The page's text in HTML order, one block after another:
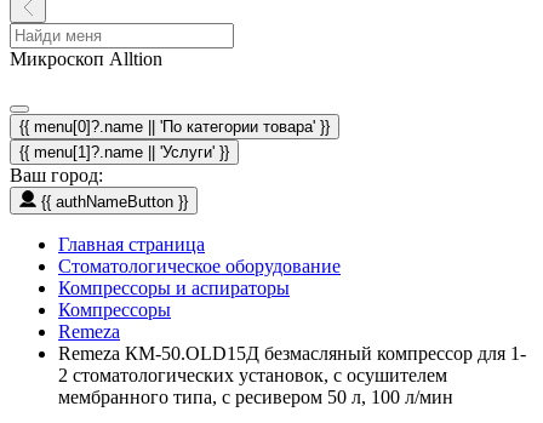
Микроскоп Alltion
{{ menu[0]?.name || 'По категории товара' }}
{{ menu[1]?.name || 'Услуги' }}
Ваш город:
{{ authNameButton }}
Главная страница
Стоматологическое оборудование
Компрессоры и аспираторы
Компрессоры
Remeza
Remeza КМ-50.OLD15Д безмасляный компрессор для 1-
2 стоматологических установок, с осушителем
мембранного типа, с ресивером 50 л, 100 л/мин